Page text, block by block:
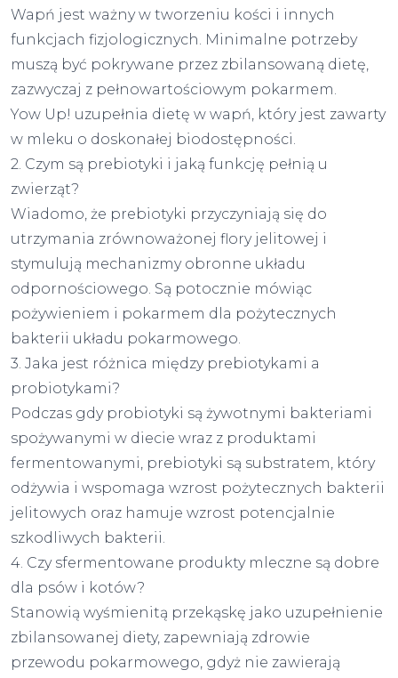
Wapń jest ważny w tworzeniu kości i innych
funkcjach fizjologicznych. Minimalne potrzeby
muszą być pokrywane przez zbilansowaną dietę,
zazwyczaj z pełnowartościowym pokarmem.
Yow Up! uzupełnia dietę w wapń, który jest zawarty
w mleku o doskonałej biodostępności.
2. Czym są prebiotyki i jaką funkcję pełnią u
zwierząt?
Wiadomo, że prebiotyki przyczyniają się do
utrzymania zrównoważonej flory jelitowej i
stymulują mechanizmy obronne układu
odpornościowego. Są potocznie mówiąc
pożywieniem i pokarmem dla pożytecznych
bakterii układu pokarmowego.
3. Jaka jest różnica między prebiotykami a
probiotykami?
Podczas gdy probiotyki są żywotnymi bakteriami
spożywanymi w diecie wraz z produktami
fermentowanymi, prebiotyki są substratem, który
odżywia i wspomaga wzrost pożytecznych bakterii
jelitowych oraz hamuje wzrost potencjalnie
szkodliwych bakterii.
4. Czy sfermentowane produkty mleczne są dobre
dla psów i kotów?
Stanowią wyśmienitą przekąskę jako uzupełnienie
zbilansowanej diety, zapewniają zdrowie
przewodu pokarmowego, gdyż nie zawierają